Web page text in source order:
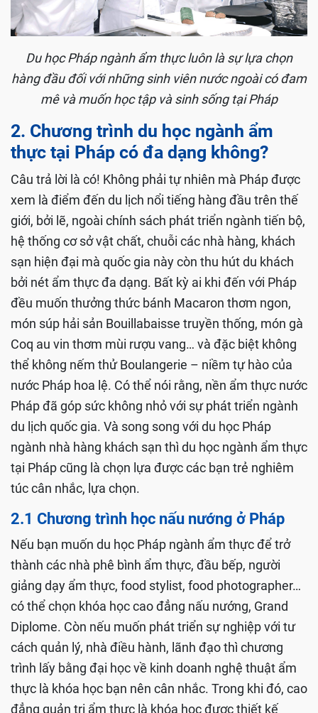
Du học Pháp ngành ẩm thực luôn là sự lựa chọn
hàng đầu đối với những sinh viên nước ngoài có đam
mê và muốn học tập và sinh sống tại Pháp
2. Chương trình du học ngành ẩm
thực tại Pháp có đa dạng không?
Câu trả lời là có! Không phải tự nhiên mà Pháp được
xem là điểm đến du lịch nổi tiếng hàng đầu trên thế
giới, bởi lẽ, ngoài chính sách phát triển ngành tiến bộ,
hệ thống cơ sở vật chất, chuỗi các nhà hàng, khách
sạn hiện đại mà quốc gia này còn thu hút du khách
bởi nét ẩm thực đa dạng. Bất kỳ ai khi đến với Pháp
đều muốn thưởng thức bánh Macaron thơm ngon,
món súp hải sản Bouillabaisse truyền thống, món gà
Coq au vin thơm mùi rượu vang… và đặc biệt không
thể không nếm thử Boulangerie – niềm tự hào của
nước Pháp hoa lệ. Có thể nói rằng, nền ẩm thực nước
Pháp đã góp sức không nhỏ với sự phát triển ngành
du lịch quốc gia. Và song song với du học Pháp
ngành nhà hàng khách sạn thì du học ngành ẩm thực
tại Pháp cũng là chọn lựa được các bạn trẻ nghiêm
túc cân nhắc, lựa chọn.
2.1 Chương trình học nấu nướng ở Pháp
Nếu bạn muốn du học Pháp ngành ẩm thực để trở
thành các nhà phê bình ẩm thực, đầu bếp, người
giảng dạy ẩm thực, food stylist, food photographer…
có thể chọn khóa học cao đẳng nấu nướng, Grand
Diplome. Còn nếu muốn phát triển sự nghiệp với tư
cách quản lý, nhà điều hành, lãnh đạo thì chương
trình lấy bằng đại học về kinh doanh nghệ thuật ẩm
thực là khóa học bạn nên cân nhắc. Trong khi đó, cao
đẳng quản trị ẩm thực là khóa học được thiết kế